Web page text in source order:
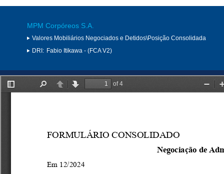
MPM Corpóreos S.A.
Valores Mobiliários Negociados e Detidos\Posição Consolidada
DRI: Fabio Itikawa - (FCA V2)